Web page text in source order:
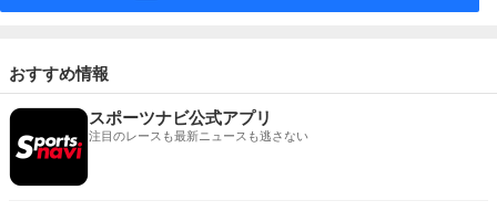
おすすめ情報
スポーツナビ公式アプリ
注目のレースも最新ニュースも逃さない